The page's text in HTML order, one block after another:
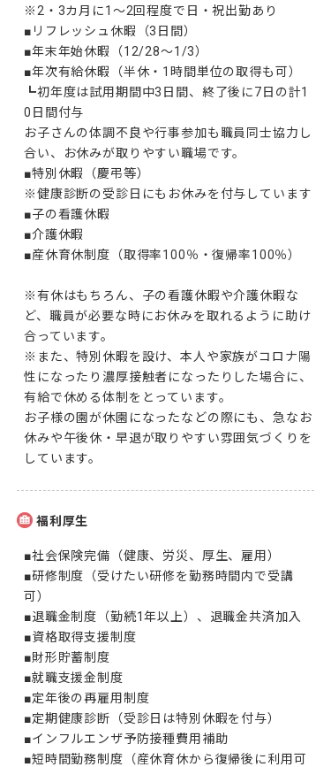
※2・3カ月に1～2回程度で日・祝出勤あり
■リフレッシュ休暇（3日間）
■年末年始休暇（12/28～1/3）
■年次有給休暇（半休・1時間単位の取得も可）
┗初年度は試用期間中3日間、終了後に7日の計1
0日間付与
お子さんの体調不良や行事参加も職員同士協力し
合い、お休みが取りやすい職場です。
■特別休暇（慶弔等）
※健康診断の受診日にもお休みを付与しています
■子の看護休暇
■介護休暇
■産休育休制度（取得率100％・復帰率100％）
※有休はもちろん、子の看護休暇や介護休暇な
ど、職員が必要な時にお休みを取れるように助け
合っています。
※また、特別休暇を設け、本人や家族がコロナ陽
性になったり濃厚接触者になったりした場合に、
有給で休める体制をとっています。
お子様の園が休園になったなどの際にも、急なお
休みや午後休・早退が取りやすい雰囲気づくりを
しています。
福利厚生
■社会保険完備（健康、労災、厚生、雇用）
■研修制度（受けたい研修を勤務時間内で受講
可）
■退職金制度（勤続1年以上）、退職金共済加入
■資格取得支援制度
■財形貯蓄制度
■就職支援金制度
■定年後の再雇用制度
■定期健康診断（受診日は特別休暇を付与）
■インフルエンザ予防接種費用補助
■短時間勤務制度（産休育休から復帰後に利用可